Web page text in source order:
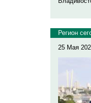
Регион
25 Мая